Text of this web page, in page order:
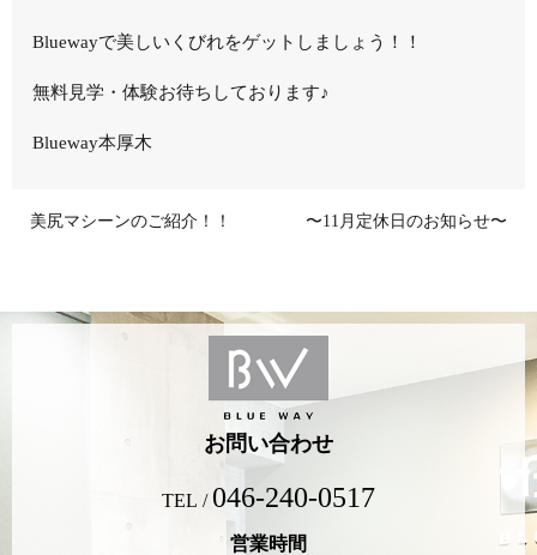
Bluewayで美しいくびれをゲットしましょう！！
無料見学・体験お待ちしております♪
Blueway本厚木
美尻マシーンのご紹介！！ 〜11月定休日のお知らせ〜
お問い合わせ
TEL / 046-240-0517
営業時間